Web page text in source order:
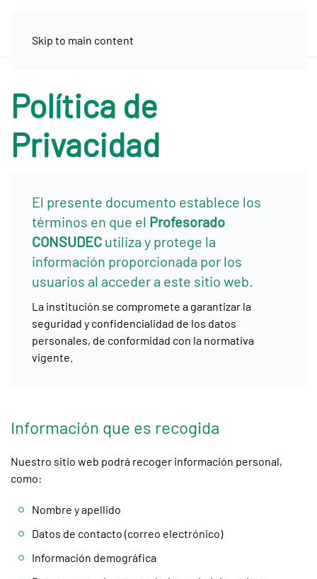
Skip to main content
Política de
Privacidad
El presente documento establece los
términos en que el Profesorado
CONSUDEC utiliza y protege la
información proporcionada por los
usuarios al acceder a este sitio web.
La institución se compromete a garantizar la
seguridad y confidencialidad de los datos
personales, de conformidad con la normativa
vigente.
Información que es recogida
Nuestro sitio web podrá recoger información personal,
como:
Nombre y apellido
Datos de contacto (correo electrónico)
Información demográfica